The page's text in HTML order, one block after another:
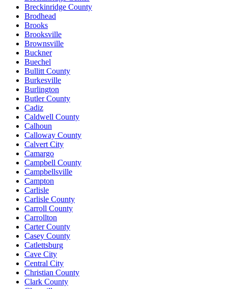
Breckinridge County
Brodhead
Brooks
Brooksville
Brownsville
Buckner
Buechel
Bullitt County
Burkesville
Burlington
Butler County
Cadiz
Caldwell County
Calhoun
Calloway County
Calvert City
Camargo
Campbell County
Campbellsville
Campton
Carlisle
Carlisle County
Carroll County
Carrollton
Carter County
Casey County
Catlettsburg
Cave City
Central City
Christian County
Clark County